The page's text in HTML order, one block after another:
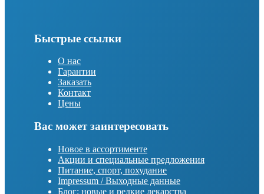
Быстрые ссылки
О нас
Гарантии
Заказать
Контакт
Цены
Вас может заинтересовать
Новое в ассортименте
Акции и специальные предложения
Питание, спорт, похудание
Impressum / Выходные данные
Блог: новые и редкие лекарства